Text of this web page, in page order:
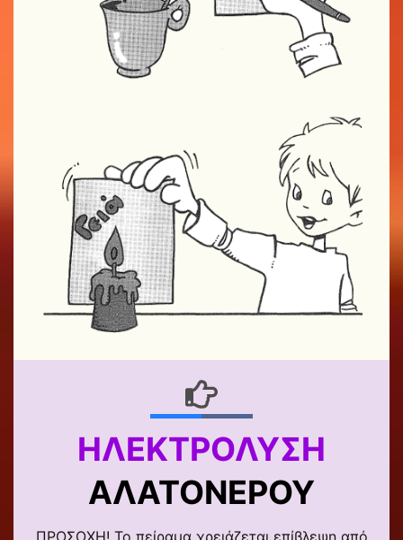
ΗΛΕΚΤΡΌΛΥΣΗ
ΑΛΑΤΌΝΕΡΟΥ